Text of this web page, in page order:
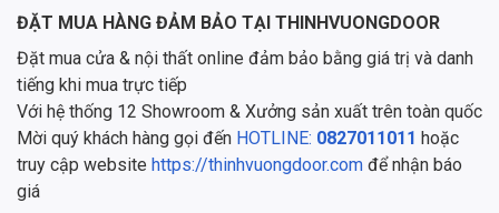
ĐẶT MUA HÀNG ĐẢM BẢO TẠI THINHVUONGDOOR
Đặt mua cửa & nội thất online đảm bảo bằng giá trị và danh
tiếng khi mua trực tiếp
Với hệ thống 12 Showroom & Xưởng sản xuất trên toàn quốc
Mời quý khách hàng gọi đến HOTLINE: 0827011011 hoặc
truy cập website https://thinhvuongdoor.com để nhận báo
giá